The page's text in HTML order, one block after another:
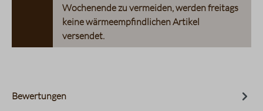
Wochenende zu vermeiden, werden freitags
keine wärmeempfindlichen Artikel
versendet.
Bewertungen